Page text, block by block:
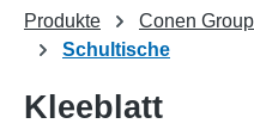
Produkte Conen
Schultische
Kleeblatt